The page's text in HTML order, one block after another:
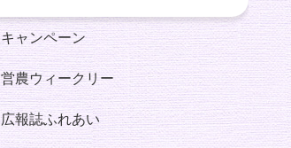
キャンペーン
営農ウィークリー
広報誌ふれあい